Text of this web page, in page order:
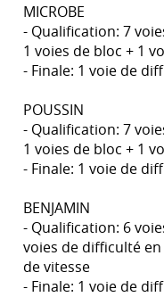
MICROBE
- Qualification: 7
1 voies de bloc + 1
- Finale: 1 voie de
POUSSIN
- Qualification: 7
1 voies de bloc + 1
- Finale: 1 voie de
BENJAMIN
- Qualification: 6
voies de difficulté
de vitesse
- Finale: 1 voie de